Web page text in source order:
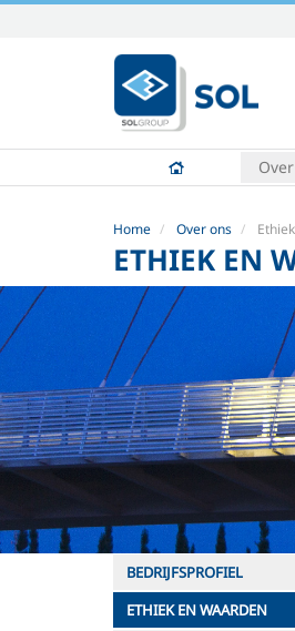
content.
|
Skip
navigation
Home Over ons
ETHIEK EN
BEDRIJFSPROFIEL
ETHIEK EN WAARDEN